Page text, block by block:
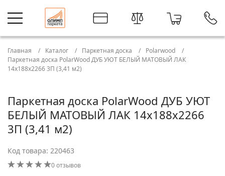
Главная Каталог Паркетная доска
Polarwood
Паркетная доска PolarWood ДУБ УЮТ БЕЛЫЙ МАТОВЫЙ ЛАК
14x188x2266 3П (3,41 м2)
Паркетная доска PolarWood ДУБ УЮТ
БЕЛЫЙ МАТОВЫЙ ЛАК 14x188x2266
3П (3,41 м2)
Код товара: 220463
0 отзывов